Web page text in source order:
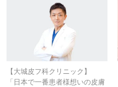
【大城皮フ科クリニック】
「日本で一番患者様想いの皮膚